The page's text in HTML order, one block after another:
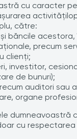
cu caracter
către:
băncile
precum
clienţi;
investitor,
de bunuri);
auditori sau
organe
cu